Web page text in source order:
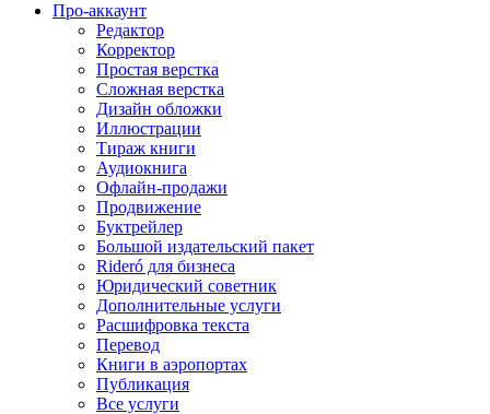
Про-аккаунт
Редактор
Корректор
Простая верстка
Сложная верстка
Дизайн обложки
Иллюстрации
Тираж книги
Аудиокнига
Офлайн-продажи
Продвижение
Буктрейлер
Большой издательский пакет
Rideró для бизнеса
Юридический советник
Дополнительные услуги
Расшифровка текста
Перевод
Книги в аэропортах
Публикация
Все услуги